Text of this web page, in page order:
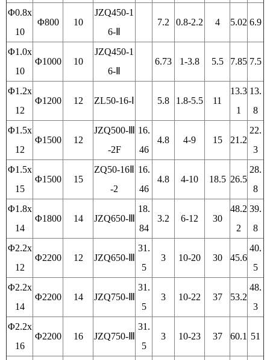
Φ0.8x
10
Φ800 10
JZQ450-1
6-Ⅱ
7.2 0.8-2.2 4 5.02 6.9
Φ1.0x
10
Φ1000 10
JZQ450-1
6-Ⅱ
6.73 1-3.8 5.5 7.85 7.5
Φ1.2x
12
Φ1200 12 ZL50-16-Ⅰ 5.8 1.8-5.5 11
13.3
1
13.
8
Φ1.5x
12
Φ1500 12
JZQ500-Ⅲ
-2F
16.
46
4.8 4-9 15 21.2
22.
3
Φ1.5x
15
Φ1500 15
ZQ50-16Ⅱ
-2
16.
46
4.8 4-10 18.5 26.5
28.
8
Φ1.8x
14
Φ1800 14 JZQ650-Ⅲ
18.
84
3.2 6-12 30
48.2
2
39.
8
Φ2.2x
12
Φ2200 12 JZQ650-Ⅲ
31.
5
3 10-20 30 45.6
40.
5
Φ2.2x
14
Φ2200 14 JZQ750-Ⅲ
31.
5
3 10-22 37 53.2
48.
3
Φ2.2x
16
Φ2200 16 JZQ750-Ⅲ
31.
5
3 10-23 37 60.1 51